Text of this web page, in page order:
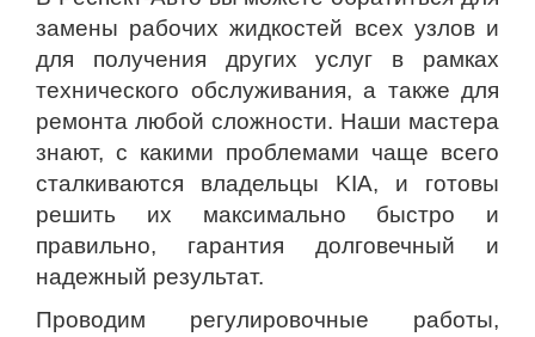
замены рабочих жидкостей всех узлов и
для получения других услуг в рамках
технического обслуживания, а также для
ремонта любой сложности. Наши мастера
знают, с какими проблемами чаще всего
сталкиваются владельцы KIA, и готовы
решить их максимально быстро и
правильно, гарантия долговечный и
надежный результат.
Проводим регулировочные работы,